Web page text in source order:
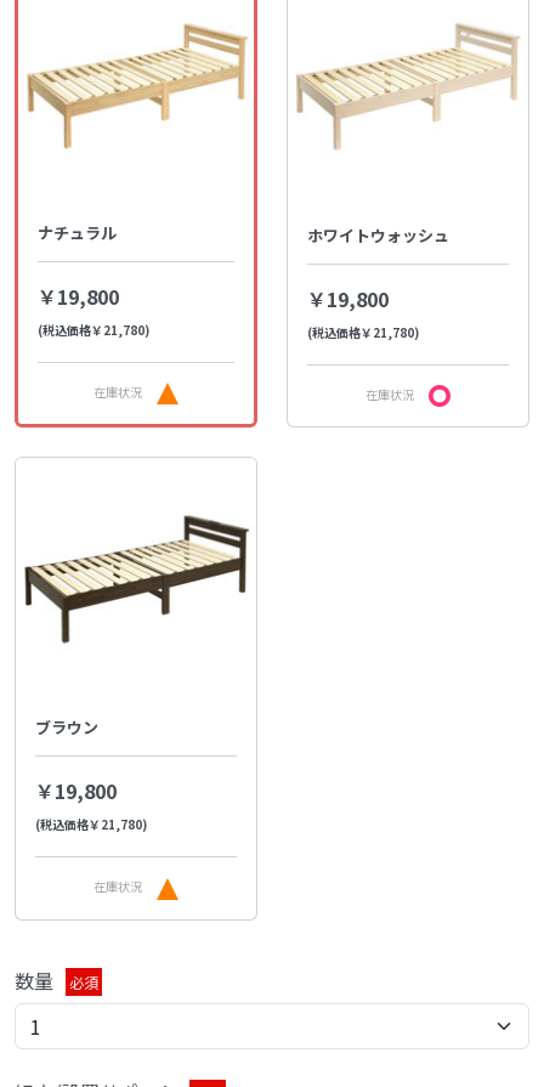
ナチュラル
￥19,800
(税込価格￥21,780)
在庫状況
ホワイトウォッシュ
￥19,800
(税込価格￥21,780)
在庫状況
ブラウン
￥19,800
(税込価格￥21,780)
在庫状況
数量 必須